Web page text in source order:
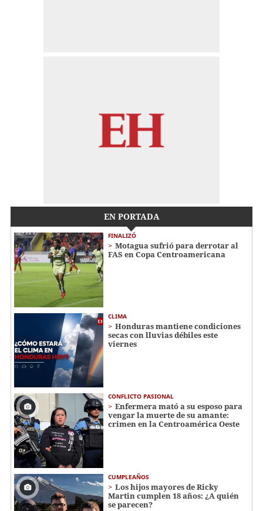
EN PORTADA
FINALIZÓ
Motagua sufrió para derrotar al
FAS en Copa Centroamericana
CLIMA
Honduras mantiene condiciones
secas con lluvias débiles este
viernes
CONFLICTO PASIONAL
Enfermera mató a su esposo para
vengar la muerte de su amante:
crimen en la Centroamérica Oeste
CUMPLEAÑOS
Los hijos mayores de Ricky
Martin cumplen 18 años: ¿A quién
se parecen?